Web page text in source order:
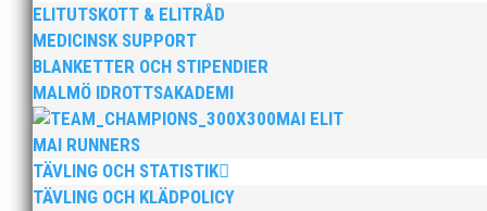
ELITUTSKOTT & ELITRÅD
MEDICINSK SUPPORT
BLANKETTER OCH STIPENDIER
MALMÖ IDROTTSAKADEMI
MAI ELIT
MAI RUNNERS
TÄVLING OCH STATISTIK
TÄVLING OCH KLÄDPOLICY
Bilder från Stafett-SM 2026. Foto: Thomas